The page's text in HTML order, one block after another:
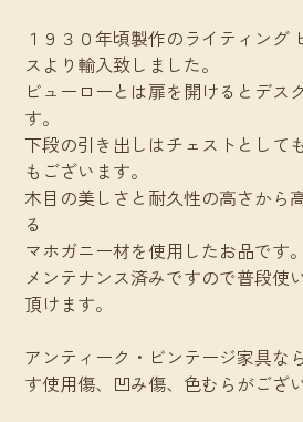
１９３０年頃製作のライティング
スより輸入致しました。
ビューローとは扉を開けるとデス
す。
下段の引き出しはチェストとして
もございます。
木目の美しさと耐久性の高さから
る
マホガニー材を使用したお品です。
メンテナンス済みですので普段使
頂けます。
アンティーク・ビンテージ家具な
す使用傷、凹み傷、色むらがござ